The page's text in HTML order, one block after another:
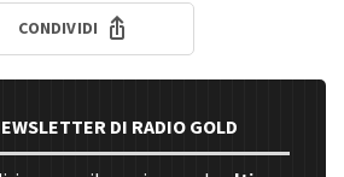
CONDIVIDI
DI RADIO GOLD